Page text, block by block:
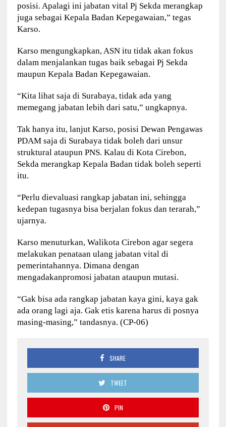
posisi. Apalagi ini jabatan vital Pj Sekda merangkap
juga sebagai Kepala Badan Kepegawaian,” tegas
Karso.
Karso mengungkapkan, ASN itu tidak akan fokus
dalam menjalankan tugas baik sebagai Pj Sekda
maupun Kepala Badan Kepegawaian.
“Kita lihat saja di Surabaya, tidak ada yang
memegang jabatan lebih dari satu,” ungkapnya.
Tak hanya itu, lanjut Karso, posisi Dewan Pengawas
PDAM saja di Surabaya tidak boleh dari unsur
struktural ataupun PNS. Kalau di Kota Cirebon,
Sekda merangkap Kepala Badan tidak boleh seperti
itu.
“Perlu dievaluasi rangkap jabatan ini, sehingga
kedepan tugasnya bisa berjalan fokus dan terarah,”
ujarnya.
Karso menuturkan, Walikota Cirebon agar segera
melakukan penataan ulang jabatan vital di
pemerintahannya. Dimana dengan
mengadakanpromosi jabatan ataupun mutasi.
“Gak bisa ada rangkap jabatan kaya gini, kaya gak
ada orang lagi aja. Gak etis karena harus di posnya
masing-masing,” tandasnya. (CP-06)
SHARE
TWEET
PIN